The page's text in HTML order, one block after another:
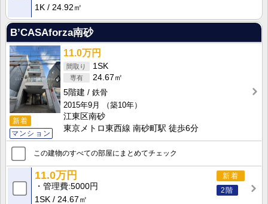
1K
24.92㎡
B’CASAforza南砂
新着
マンション
11.0万円
1SK
24.67㎡
5階建
鉄骨
2015年9月
（築10年）
江東区南砂
東京メトロ東西線 南砂町駅 徒歩6分
この建物のすべての部屋にまとめてチェック
新着
2階
11.0万円
管理費 5000円
1SK
24.67㎡